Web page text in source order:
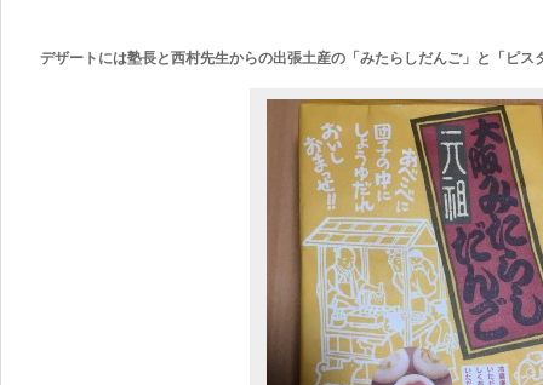
デザートには塾長と西村先生からの出張土産の「みたらしだんご」と「ピス